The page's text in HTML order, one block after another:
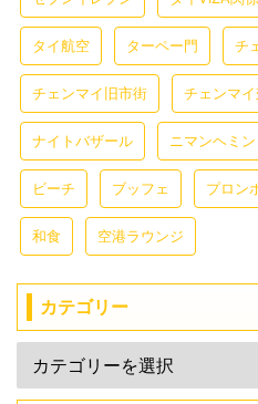
タイ航空 ターペー門 チ
チェンマイ旧市街 チェンマ
ナイトバザール ニマンヘミン
ビーチ ブッフェ プロン
和食 空港ラウンジ
カテゴリー